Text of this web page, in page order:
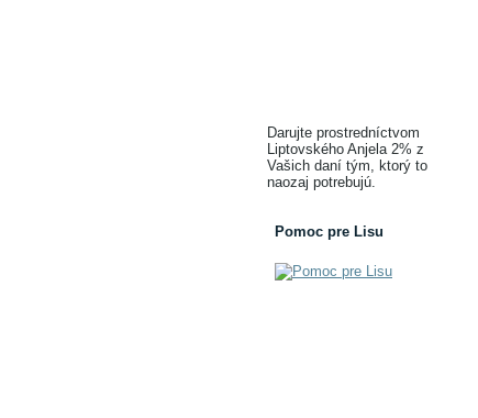
Darujte prostredníctvom
Liptovského Anjela 2% z
Vašich daní tým, ktorý to
naozaj potrebujú.
Pomoc pre Lisu